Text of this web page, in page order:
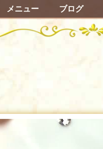
メニュー ブログ